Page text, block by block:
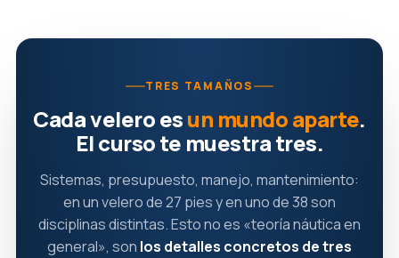
TRES TAMAÑOS
Cada velero esun mundo aparte.
El curso te muestra tres.
Sistemas, presupuesto, manejo, mantenimiento:
en un velero de 27 pies y en uno de 38 son
disciplinas distintas. Esto no es «teoría náutica en
general», son los detalles concretos de tres